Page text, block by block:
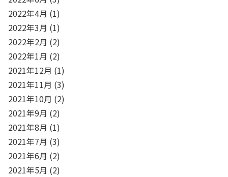
2022年4月 (1)
2022年3月 (1)
2022年2月 (2)
2022年1月 (2)
2021年12月 (1)
2021年11月 (3)
2021年10月 (2)
2021年9月 (2)
2021年8月 (1)
2021年7月 (3)
2021年6月 (2)
2021年5月 (2)